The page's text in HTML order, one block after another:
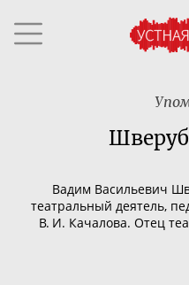
Вадим Васильевич
театральный деятель,
В. И. Качалова. Отец